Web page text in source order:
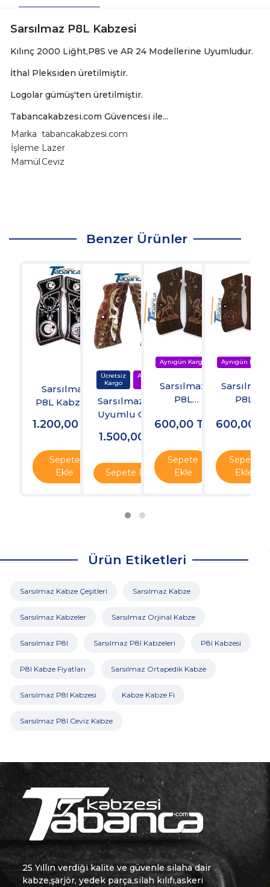
Sarsılmaz P8L Kabzesi
Kılınç 2000 Liğht,P8S ve AR 24 Modellerine Uyumludur.
İthal Pleksiden üretilmiştir.
Logolar gümüş'ten üretilmiştir.
Tabancakabzesi.com Güvencesi ile...
Marka tabancakabzesi.com
İşleme Lazer
Mamül Ceviz
Benzer Ürünler
Sarsılmaz
P8L Kabzesi
1.200,00
Sepete
Ekle
Sarsılmaz P8L
Uyumlu Ceviz
Kabze - Kuru
Kafa ve Yıldız
1.500,00
Sepete Ekle
Sarsılmaz
P8L
Kabzesi
600,00 TL
Sepete
Ekle
Sarsılmaz
P8L
Kabzesi
600,00
Sepete
Ekle
Ürün Etiketleri
Sarsılmaz Kabze Çeşitleri Sarsılmaz Kabze
Sarsılmaz Kabzeler Sarsılmaz Orjinal Kabze
Sarsılmaz P8l Sarsılmaz P8l Kabzeleri P8l Kabzesi
P8l Kabze Fiyatları Sarsılmaz Ortapedik Kabze
Sarsılmaz P8l Kabzesi Kabze Kabze Fi
Sarsılmaz P8l Ceviz Kabze
25 Yıllın verdiği kalite ve güvenle silaha dair
kabze,şarjör, yedek parça,silah kılıfı,askeri